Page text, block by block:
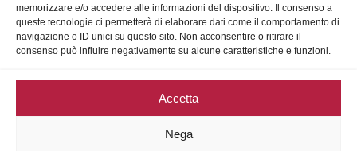
memorizzare e/o accedere alle informazioni del dispositivo. Il consenso a
queste tecnologie ci permetterà di elaborare dati come il comportamento di
navigazione o ID unici su questo sito. Non acconsentire o ritirare il
consenso può influire negativamente su alcune caratteristiche e funzioni.
Accetta
Nega
dal 2000 al 2010
dal 2010 al 2020
PRIVACY